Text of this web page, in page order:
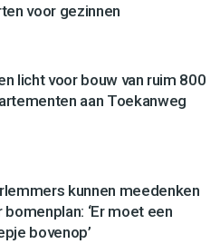
voor gezinnen
licht voor bouw van ruim 800
aan Toekanweg
kunnen meedenken
bomenplan: ‘Er moet een
bovenop’